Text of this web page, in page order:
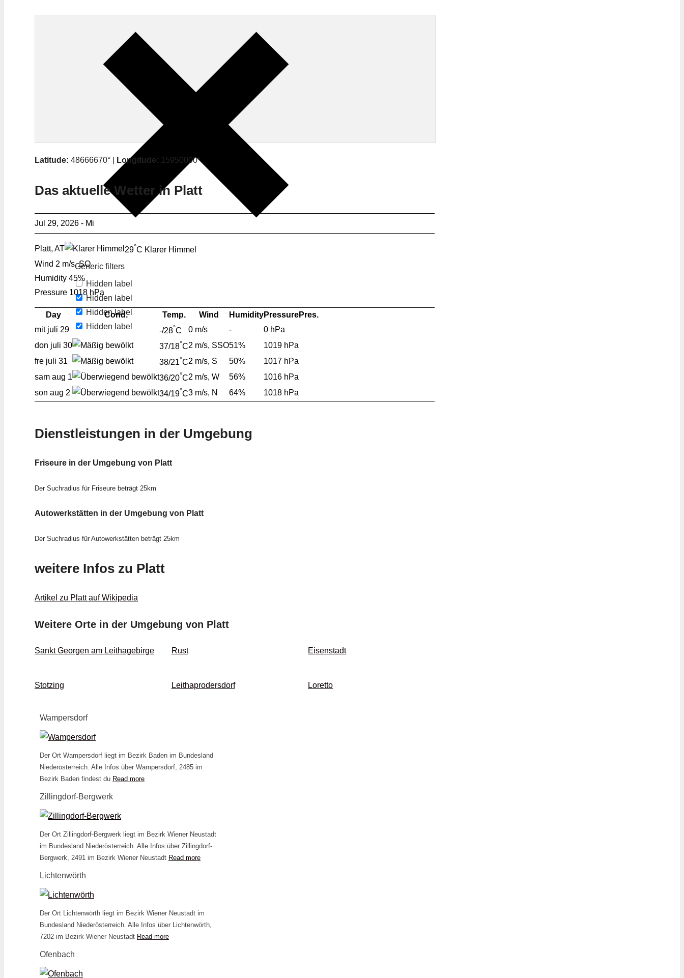
Generic filters
Hidden label
Hidden label
Hidden label
Hidden label
Latitude: 48666670° | Longitude: 15950000°
Das aktuelle Wetter in Platt
Jul 29, 2026 - Mi
Platt, AT 29°C Klarer Himmel
Wind 2 m/s, SO
Humidity 45%
Pressure 1018 hPa
Day Cond. Temp. Wind HumidityPressurePres.
mit juli 29 -/28°C 0 m/s -
0 hPa
don juli 30 37/18°C2 m/s, SSO51%
1019 hPa
fre juli 31 38/21°C2 m/s, S 50%
1017 hPa
sam aug 1 36/20°C2 m/s, W 56%
1016 hPa
son aug 2 34/19°C3 m/s, N 64% 1018 hPa
Dienstleistungen in der Umgebung
Friseure in der Umgebung von Platt
Der Suchradius für Friseure beträgt 25km
Autowerkstätten in der Umgebung von Platt
Der Suchradius für Autowerkstätten beträgt 25km
weitere Infos zu Platt
Artikel zu Platt auf Wikipedia
Weitere Orte in der Umgebung von Platt
Sankt Georgen am Leithagebirge Rust Eisenstadt
Stotzing Leithaprodersdorf Loretto
Wampersdorf
Der Ort Wampersdorf liegt im Bezirk Baden im Bundesland
Niederösterreich. Alle Infos über Wampersdorf, 2485 im
Bezirk Baden findest du Read more
Zillingdorf-Bergwerk
Der Ort Zillingdorf-Bergwerk liegt im Bezirk Wiener Neustadt
im Bundesland Niederösterreich. Alle Infos über Zillingdorf-
Bergwerk, 2491 im Bezirk Wiener Neustadt Read more
Lichtenwörth
Der Ort Lichtenwörth liegt im Bezirk Wiener Neustadt im
Bundesland Niederösterreich. Alle Infos über Lichtenwörth,
7202 im Bezirk Wiener Neustadt Read more
Ofenbach